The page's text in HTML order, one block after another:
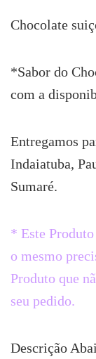
Chocolate
*Sabor do
com a
Entregamos
Indaiatuba,
Sumaré.
* Este
o mesmo
Produto que
seu pedido.
Descrição